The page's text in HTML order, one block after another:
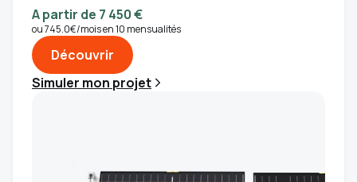
A partir de 7 450 €
ou 745.0€/mois en 10 mensualités
Découvrir
Simuler mon projet